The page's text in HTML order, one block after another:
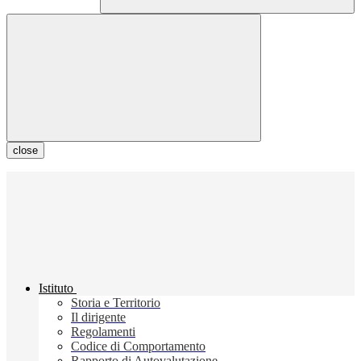
close
Istituto
Storia e Territorio
Il dirigente
Regolamenti
Codice di Comportamento